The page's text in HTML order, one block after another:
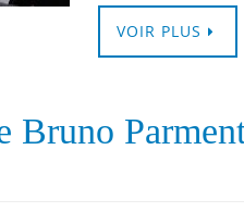
VOIR PLUS
Bruno